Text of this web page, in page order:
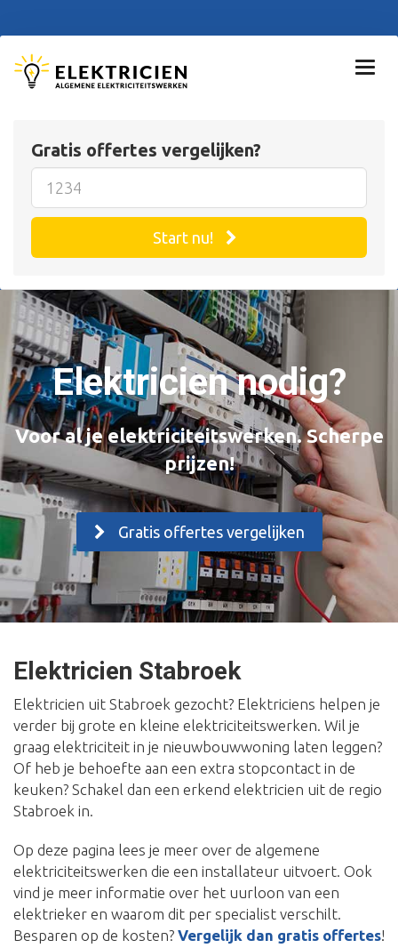
Gratis offertes vergelijken?
Start nu!
Elektricien nodig?
Voor al je elektriciteitswerken. Scherpe
prijzen!
Gratis offertes vergelijken
Elektricien Stabroek
Elektricien uit Stabroek gezocht? Elektriciens helpen je
verder bij grote en kleine elektriciteitswerken. Wil je
graag elektriciteit in je nieuwbouwwoning laten leggen?
Of heb je behoefte aan een extra stopcontact in de
keuken? Schakel dan een erkend elektricien uit de regio
Stabroek in.
Op deze pagina lees je meer over de algemene
elektriciteitswerken die een installateur uitvoert. Ook
vind je meer informatie over het uurloon van een
elektrieker en waarom dit per specialist verschilt.
Besparen op de kosten? Vergelijk dan gratis offertes!